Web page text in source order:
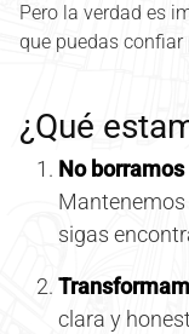
Pero la verdad es
que puedas confiar
¿Qué
No
sigas
clara y